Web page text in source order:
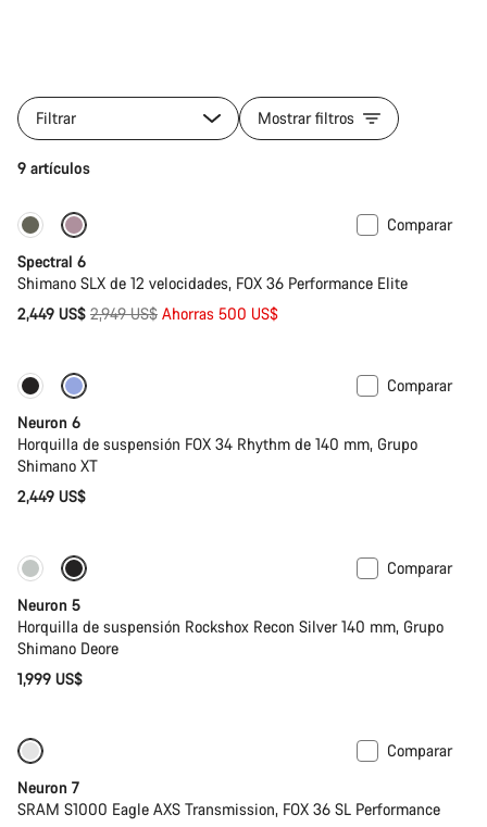
Filtrar Mostrar filtros
9 artículos
-17%
Comparar
Spectral 6
Shimano SLX de 12 velocidades, FOX 36 Performance Elite
2,449 US$ Precio
2,949 US$ Ahorras 500 US$
Nuevo
Comparar
Neuron 6
Horquilla de suspensión FOX 34 Rhythm de 140 mm, Grupo
Shimano XT
2,449 US$
Nuevo
Comparar
Neuron 5
Horquilla de suspensión Rockshox Recon Silver 140 mm, Grupo
Shimano Deore
1,999 US$
Comparar
Neuron 7
SRAM S1000 Eagle AXS Transmission, FOX 36 SL Performance